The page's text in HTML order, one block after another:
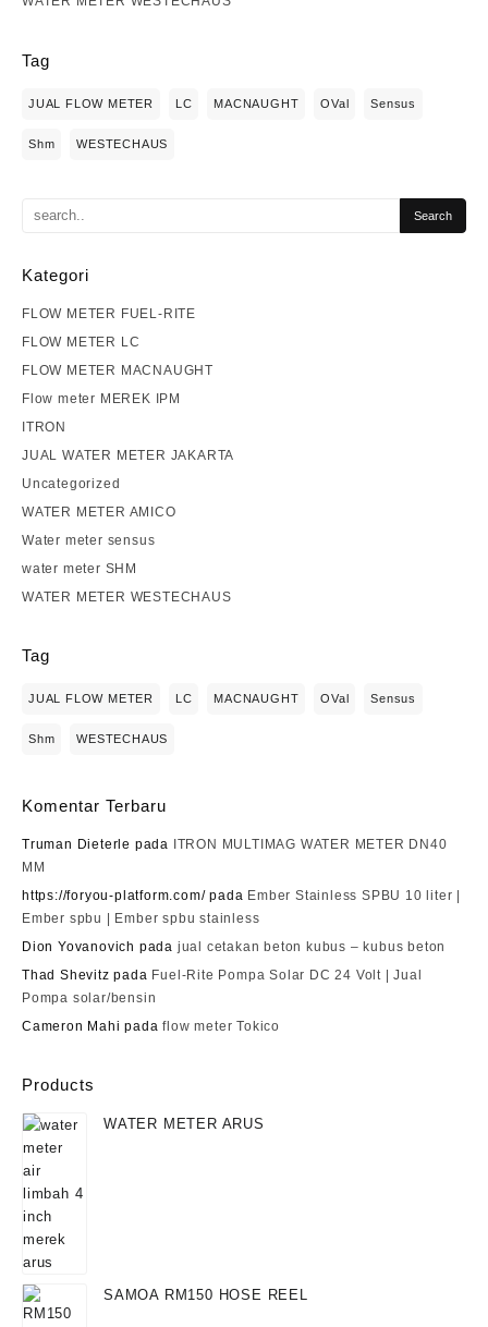
Tag
JUAL FLOW METER LC MACNAUGHT OVal Sensus
Shm WESTECHAUS
Kategori
FLOW METER FUEL-RITE
FLOW METER LC
FLOW METER MACNAUGHT
Flow meter MEREK IPM
ITRON
JUAL WATER METER JAKARTA
Uncategorized
WATER METER AMICO
Water meter sensus
water meter SHM
WATER METER WESTECHAUS
Tag
JUAL FLOW METER LC MACNAUGHT OVal Sensus
Shm WESTECHAUS
Komentar Terbaru
Truman Dieterle pada
ITRON MULTIMAG WATER METER DN40
MM
https://foryou-platform.com/pada Ember Stainless SPBU 10 liter |
Ember spbu | Ember spbu stainless
Dion Yovanovich pada jual cetakan beton kubus – kubus beton
Thad Shevitz pada Fuel-Rite Pompa Solar DC 24 Volt | Jual
Pompa solar/bensin
Cameron Mahi padaflow meter Tokico
Products
WATER METER ARUS
SAMOA RM150 HOSE REEL